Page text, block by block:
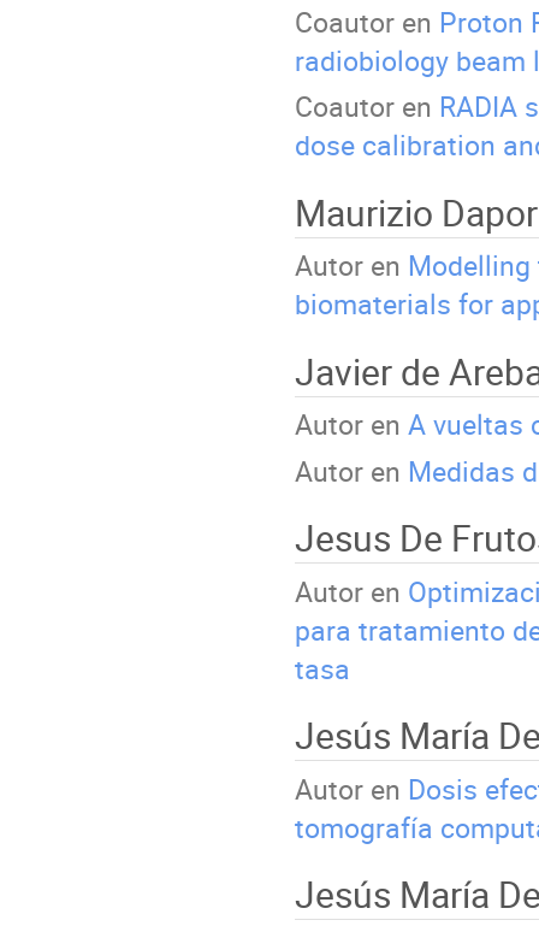
Coautor en Proton
radiobiology
Coautor en RADIA
dose calibration
Maurizio
Autor en
biomaterials for
Javier de
Autor en A vueltas
Autor en Medidas
Jesus De
Autor en
para tratamiento
tasa
Jesús María
Autor en Dosis
tomografía
Jesús María